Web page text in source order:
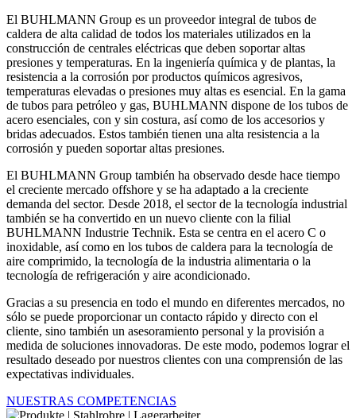
El BUHLMANN Group es un proveedor integral de tubos de
caldera de alta calidad de todos los materiales utilizados en la
construcción de centrales eléctricas que deben soportar altas
presiones y temperaturas. En la ingeniería química y de plantas, la
resistencia a la corrosión por productos químicos agresivos,
temperaturas elevadas o presiones muy altas es esencial. En la gama
de tubos para petróleo y gas, BUHLMANN dispone de los tubos de
acero esenciales, con y sin costura, así como de los accesorios y
bridas adecuados. Estos también tienen una alta resistencia a la
corrosión y pueden soportar altas presiones.
El BUHLMANN Group también ha observado desde hace tiempo
el creciente mercado offshore y se ha adaptado a la creciente
demanda del sector. Desde 2018, el sector de la tecnología industrial
también se ha convertido en un nuevo cliente con la filial
BUHLMANN Industrie Technik. Esta se centra en el acero C o
inoxidable, así como en los tubos de caldera para la tecnología de
aire comprimido, la tecnología de la industria alimentaria o la
tecnología de refrigeración y aire acondicionado.
Gracias a su presencia en todo el mundo en diferentes mercados, no
sólo se puede proporcionar un contacto rápido y directo con el
cliente, sino también un asesoramiento personal y la provisión a
medida de soluciones innovadoras. De este modo, podemos lograr el
resultado deseado por nuestros clientes con una comprensión de las
expectativas individuales.
NUESTRAS COMPETENCIAS